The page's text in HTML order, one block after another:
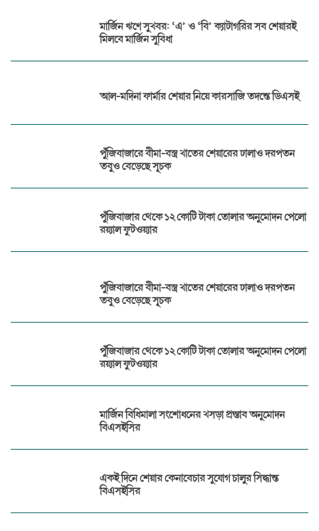
মার্জিন ঋণে সুখবর: ‘এ’ ও ‘বি’ ক্যাটাগরির সব শেয়ারই
মিলবে মার্জিন সুবিধা
আল-মদিনা ফার্মার শেয়ার নিয়ে কারসাজি তদন্তে ডিএসই
পুঁজিবাজারে বীমা-বস্ত্র খাতের শেয়ারের ঢালাও দরপতন
তবুও বেড়েছে সূচক
পুঁজিবাজার থেকে ১২ কোটি টাকা তোলার অনুমোদন পেলো
রয়্যাল ফুটওয়্যার
পুঁজিবাজারে বীমা-বস্ত্র খাতের শেয়ারের ঢালাও দরপতন
তবুও বেড়েছে সূচক
পুঁজিবাজার থেকে ১২ কোটি টাকা তোলার অনুমোদন পেলো
রয়্যাল ফুটওয়্যার
মার্জিন বিধিমালা সংশোধনের খসড়া প্রস্তাব অনুমোদন
বিএসইসির
একই দিনে শেয়ার কেনাবেচার সুযোগ চালুর সিদ্ধান্ত
বিএসইসির